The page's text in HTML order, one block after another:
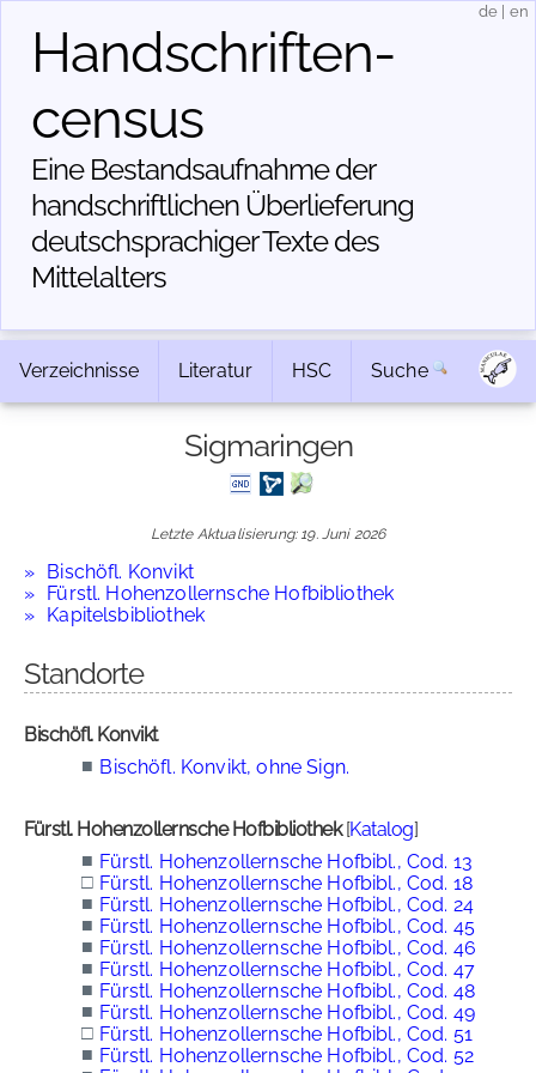
Handschriften­
census
Eine Bestandsaufnahme der
handschriftlichen Über­lieferung
deutschsprachiger Texte des
Mittelalters
de en
Verzeichnisse Literatur HSC Suche
Sigmaringen
Letzte Aktualisierung: 19. Juni 2026
Bischöfl. Konvikt
Fürstl. Hohenzollernsche Hofbibliothek
Kapitelsbibliothek
Standorte
Bischöfl. Konvikt
■ Bischöfl. Konvikt, ohne Sign.
Fürstl. Hohenzollernsche Hofbibliothek[Katalog]
■ Fürstl. Hohenzollernsche Hofbibl., Cod. 13
□ Fürstl. Hohenzollernsche Hofbibl., Cod. 18
■ Fürstl. Hohenzollernsche Hofbibl., Cod. 24
■ Fürstl. Hohenzollernsche Hofbibl., Cod. 45
■ Fürstl. Hohenzollernsche Hofbibl., Cod. 46
■ Fürstl. Hohenzollernsche Hofbibl., Cod. 47
■ Fürstl. Hohenzollernsche Hofbibl., Cod. 48
■ Fürstl. Hohenzollernsche Hofbibl., Cod. 49
□ Fürstl. Hohenzollernsche Hofbibl., Cod. 51
■ Fürstl. Hohenzollernsche Hofbibl., Cod. 52